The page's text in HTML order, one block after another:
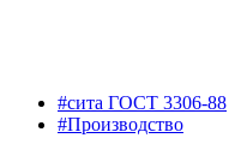
#сита ГОСТ 3306-88
#Производство